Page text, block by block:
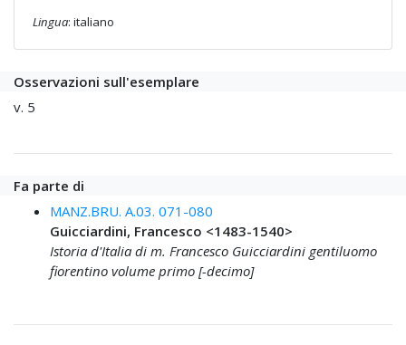
Lingua: italiano
Osservazioni sull'esemplare
v. 5
Fa parte di
MANZ.BRU. A.03. 071-080
Guicciardini, Francesco <1483-1540>
Istoria d'Italia di m. Francesco Guicciardini gentiluomo
fiorentino volume primo [-decimo]